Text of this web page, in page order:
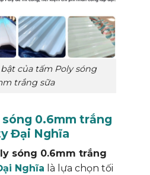
của tấm Poly sóng
trắng sữa
0.6mm trắng
Đại Nghĩa
sóng 0.6mm trắng
Nghĩa là lựa chọn tối